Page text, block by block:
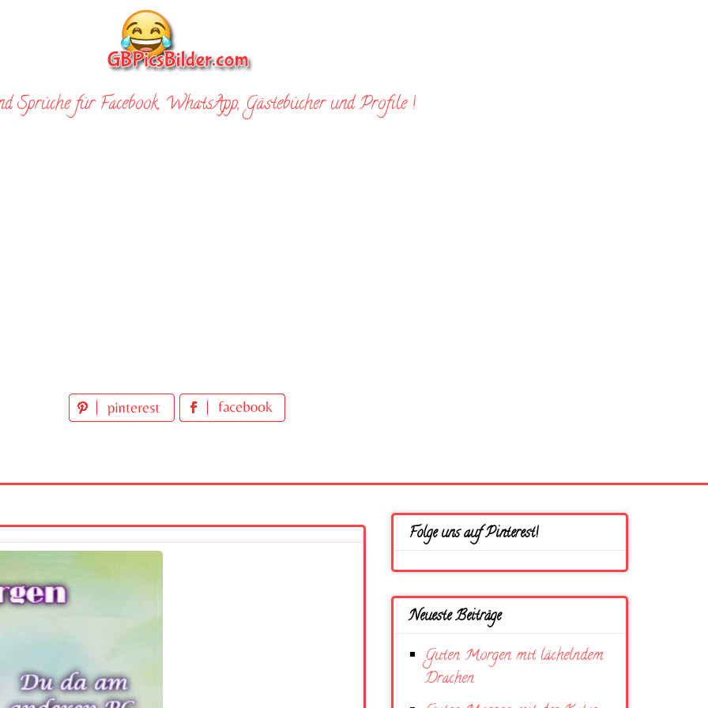
Sprüche für Facebook, WhatsApp, Gästebücher und Profile !
Folge uns auf Pinterest!
Neueste Beiträge
Guten Morgen mit lächelndem
Drachen